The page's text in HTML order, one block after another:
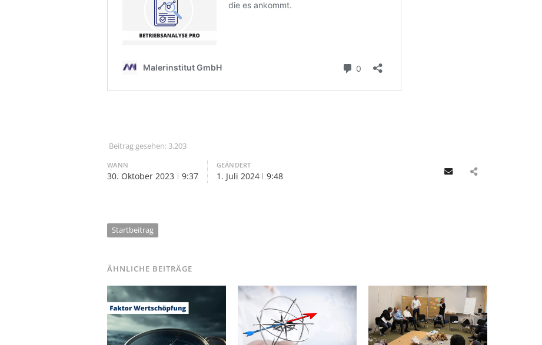
Beitrag gesehen: 3.203
WANN
30. Oktober 2023 9:37
GEÄNDERT
1. Juli 2024 9:48 Email
Startbeitrag
ÄHNLICHE BEITRÄGE